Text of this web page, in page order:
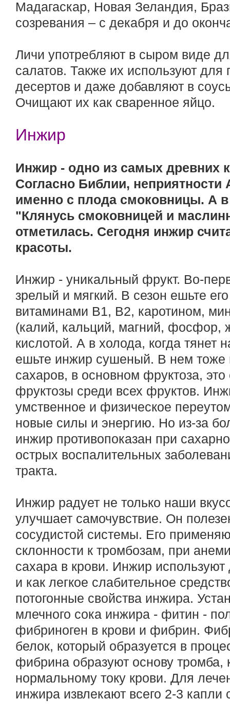
Мадагаскар, Новая Зеландия,
созревания – с декабря и до
Личи употребляют в сыром виде
салатов. Также их используют для
десертов и даже добавляют в
Очищают их как сваренное яйцо.
Инжир
Инжир - одно из самых древних
Согласно Библии,
именно с плода смоковницы. А в
"Клянусь смоковницей и
отметилась. Сегодня инжир
красоты.
Инжир - уникальный фрукт. Во-
зрелый и мягкий. В сезон ешьте
витаминами В1, В2, каротином,
(калий, кальций, магний, фосфор,
кислотой. А в холода, когда тянет
ешьте инжир сушеный. В нем тоже
сахаров, в основном фруктоза,
фруктозы среди всех фруктов.
умственное и физическое
новые силы и энергию. Но из-за
инжир противопоказан при
острых воспалительных
тракта.
Инжир радует не только наши
улучшает самочувствие. Он
сосудистой системы. Его
склонности к тромбозам, при
сахара в крови. Инжир
и как легкое слабительное
потогонные свойства инжира.
млечного сока инжира - фитин -
фибриноген в крови и фибрин.
белок, который образуется в
фибрина образуют основу тромба,
нормальному току крови. Для
инжира извлекают всего 2-3 капли